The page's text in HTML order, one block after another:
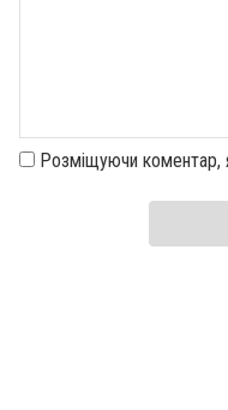
Розміщуючи коментар,